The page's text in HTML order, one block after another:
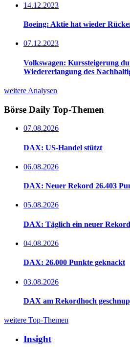
14.12.2023
Boeing: Aktie hat wieder
07.12.2023
Volkswagen: Kurssteigerung
Wiedererlangung des
weitere Analysen
Börse Daily Top-Themen
07.08.2026
DAX: US-Handel stützt
06.08.2026
DAX: Neuer Rekord 26.403
05.08.2026
DAX: Täglich ein neuer Rekord
04.08.2026
DAX: 26.000 Punkte geknackt
03.08.2026
DAX am Rekordhoch
weitere Top-Themen
Insight